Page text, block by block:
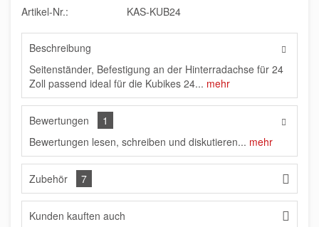
Artikel-Nr.: KAS-KUB24
Beschreibung
Seitenständer, Befestigung an der Hinterradachse für 24
Zoll passend ideal für die Kubikes 24... mehr
Bewertungen
1
Bewertungen lesen, schreiben und diskutieren... mehr
Zubehör 7
Kunden kauften auch